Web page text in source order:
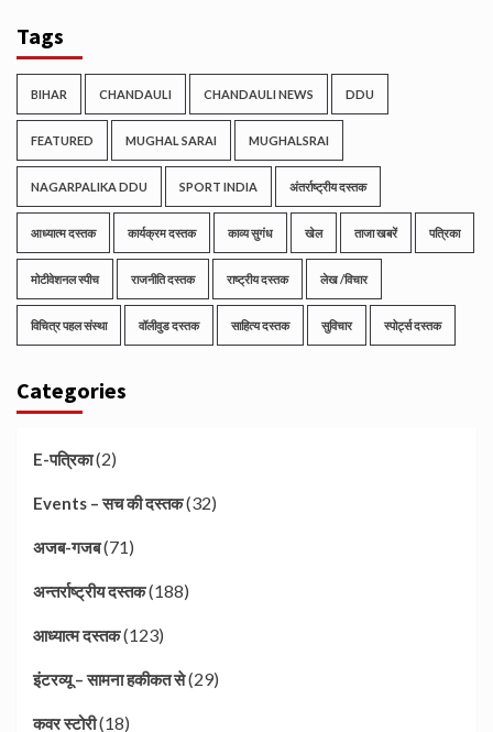
Tags
BIHAR CHANDAULI CHANDAULI NEWS DDU
FEATURED MUGHAL SARAI MUGHALSRAI
NAGARPALIKA DDU SPORT INDIA अंतर्राष्ट्रीय दस्तक
आध्यात्म दस्तक कार्यक्रम दस्तक काव्य सुगंध खेल ताजा खबरें पत्रिका
मोटीवेशनल स्पीच राजनीति दस्तक राष्ट्रीय दस्तक लेख /विचार
विचित्र पहल संस्था वॉलीवुड दस्तक साहित्य दस्तक सुविचार स्पोर्ट्स दस्तक
Categories
E-पत्रिका(2)
Events – सच की दस्तक(32)
अजब-गजब(71)
अन्तर्राष्ट्रीय दस्तक(188)
आध्यात्म दस्तक(123)
इंटरव्यू – सामना हकीकत से(29)
कवर स्टोरी(18)